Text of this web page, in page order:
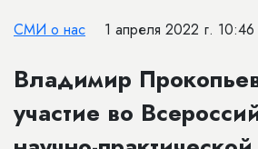
СМИ о нас 1 апреля 2022 г. 10:46
Владимир
участие во